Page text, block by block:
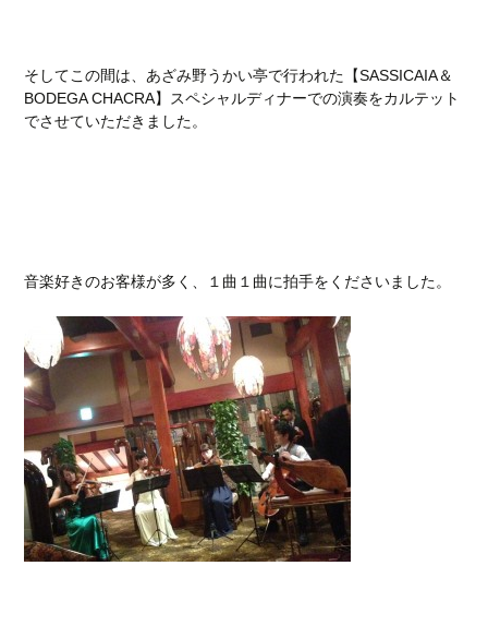
そしてこの間は、あざみ野うかい亭で行われた【SASSICAIA＆
BODEGA CHACRA】スペシャルディナーでの演奏をカルテット
でさせていただきました。
音楽好きのお客様が多く、１曲１曲に拍手をくださいました。